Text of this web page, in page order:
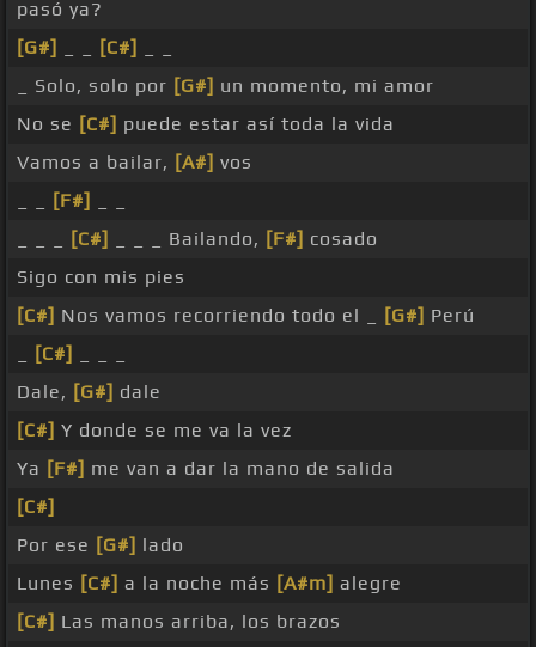
pasó ya?
[G#]
[C#]
_ Solo, solo por [G#] un momento, mi amor
No se [C#] puede estar así toda la vida
Vamos a bailar, [A#] vos
[F#]
[C#] _ _ _ Bailando, [F#] cosado
Sigo con mis pies
[C#] Nos vamos recorriendo todo el _ [G#] Perú
[C#]
Dale, [G#] dale
[C#] Y donde se me va la vez
Ya [F#] me van a dar la mano de salida
[C#]
Por ese [G#] lado
Lunes [C#] a la noche más [A#m] alegre
[C#] Las manos arriba, los brazos